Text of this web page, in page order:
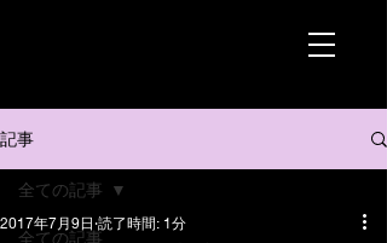
記事
全ての記事
全ての記事
2017年7月9日 読了時間: 1分